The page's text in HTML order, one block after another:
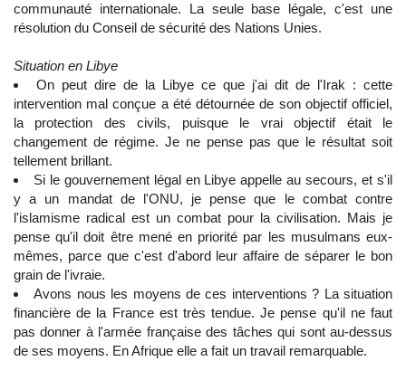
communauté internationale. La seule base légale, c'est une
résolution du Conseil de sécurité des Nations Unies.
Situation en Libye
On peut dire de la Libye ce que j'ai dit de l'Irak : cette
intervention mal conçue a été détournée de son objectif officiel,
la protection des civils, puisque le vrai objectif était le
changement de régime. Je ne pense pas que le résultat soit
tellement brillant.
Si le gouvernement légal en Libye appelle au secours, et s'il
y a un mandat de l'ONU, je pense que le combat contre
l'islamisme radical est un combat pour la civilisation. Mais je
pense qu'il doit être mené en priorité par les musulmans eux-
mêmes, parce que c'est d'abord leur affaire de séparer le bon
grain de l'ivraie.
Avons nous les moyens de ces interventions ? La situation
financière de la France est très tendue. Je pense qu'il ne faut
pas donner à l'armée française des tâches qui sont au-dessus
de ses moyens. En Afrique elle a fait un travail remarquable.